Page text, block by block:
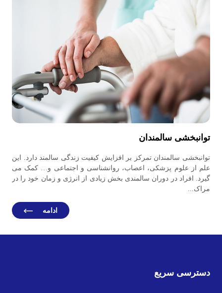
توانبخشی سالمندان
توانبخشی سالمندان تمرکز بر افزایش کیفیت زندگی سالمند دارد. این
علم از علوم پزشکی، اعصاب، روانشناسی و اجتماعی و… کمک می
گیرد. افراد در دوران سالمندی بخش زیادی از انرژی و زمان خود را در
مراک...
ادامه
دسترسی سریع